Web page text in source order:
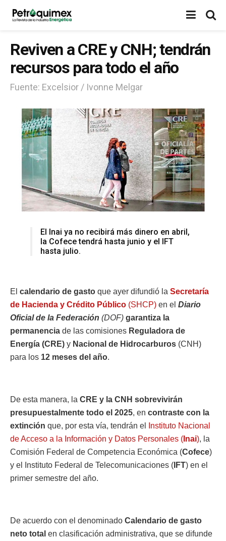
Reviven a CRE y CNH; tendrán
recursos para todo el año
Fuente: Excelsior / Ivonne Melgar
El Inai ya no recibirá más dinero en abril,
la Cofece tendrá hasta junio y el IFT
hasta julio.
El calendario de gasto que ayer difundió la Secretaría
de Hacienda y Crédito Público (SHCP) en el Diario
Oficial de la Federación (DOF) garantiza la
permanencia de las comisiones Reguladora de
Energía (CRE) y Nacional de Hidrocarburos (CNH)
para los 12 meses del año.
De esta manera, la CRE y la CNH sobrevivirán
presupuestalmente todo el 2025, en contraste con la
extinción que, por esta vía, tendrán el
Instituto Nacional
de Acceso a la Información y Datos Personales ( Inai), la
Comisión Federal de Competencia Económica (Cofece)
y el Instituto Federal de Telecomunicaciones ( IFT) en el
primer semestre del año.
De acuerdo con el denominado Calendario de gasto
neto total en clasificación administrativa, que se difunde